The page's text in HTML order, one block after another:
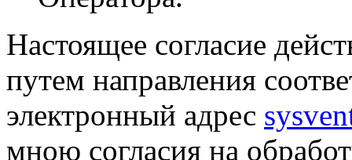
Настоящее согласие
путем направления
электронный адрес
мною согласия на